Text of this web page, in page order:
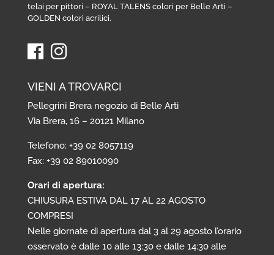
telai per pittori – ROYAL TALENS colori per Belle Arti –
GOLDEN colori acrilici.
VIENI A TROVARCI
Pellegrini Brera negozio di Belle Arti
Via Brera, 16 – 20121 Milano
Telefono: +39 02 8057119
Fax: +39 02 89010090
Orari di apertura:
CHIUSURA ESTIVA DAL 17 AL 22 AGOSTO
COMPRESI
Nelle giornate di apertura dal 3 al 29 agosto l’orario
osservato è dalle 10 alle 13:30 e dalle 14:30 alle